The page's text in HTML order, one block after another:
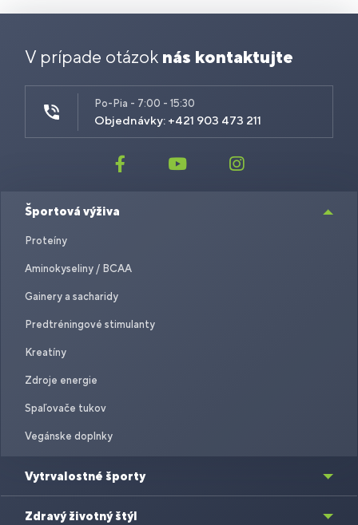
V prípade otázok nás kontaktujte
Po-Pia - 7:00 - 15:30
Objednávky: +421 903 473 211
Športová výživa
Proteíny
Aminokyseliny / BCAA
Gainery a sacharidy
Predtréningové stimulanty
Kreatíny
Zdroje energie
Spaľovače tukov
Vegánske doplnky
Vytrvalostné športy
Zdravý životný štýl